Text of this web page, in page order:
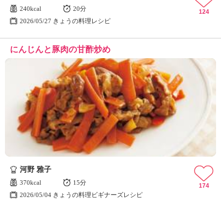
240kcal
20分
2026/05/27 きょうの料理レシピ
124
にんじんと豚肉の甘酢炒め
河野 雅子
370kcal
15分
2026/05/04 きょうの料理ビギナーズレシピ
174